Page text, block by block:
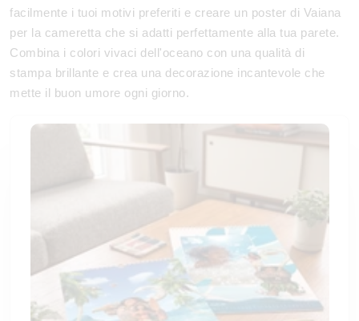
facilmente i tuoi motivi preferiti e creare un poster di Vaiana
per la cameretta che si adatti perfettamente alla tua parete.
Combina i colori vivaci dell'oceano con una qualità di
stampa brillante e crea una decorazione incantevole che
mette il buon umore ogni giorno.